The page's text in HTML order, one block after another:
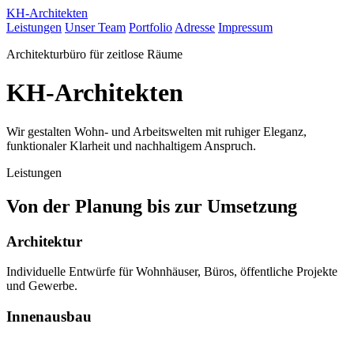
KH-Architekten
Leistungen Unser Team Portfolio Adresse Impressum
Architekturbüro für zeitlose Räume
KH-Architekten
Wir gestalten Wohn- und Arbeitswelten mit ruhiger Eleganz,
funktionaler Klarheit und nachhaltigem Anspruch.
Leistungen
Von der Planung bis zur Umsetzung
Architektur
Individuelle Entwürfe für Wohnhäuser, Büros, öffentliche Projekte
und Gewerbe.
Innenausbau